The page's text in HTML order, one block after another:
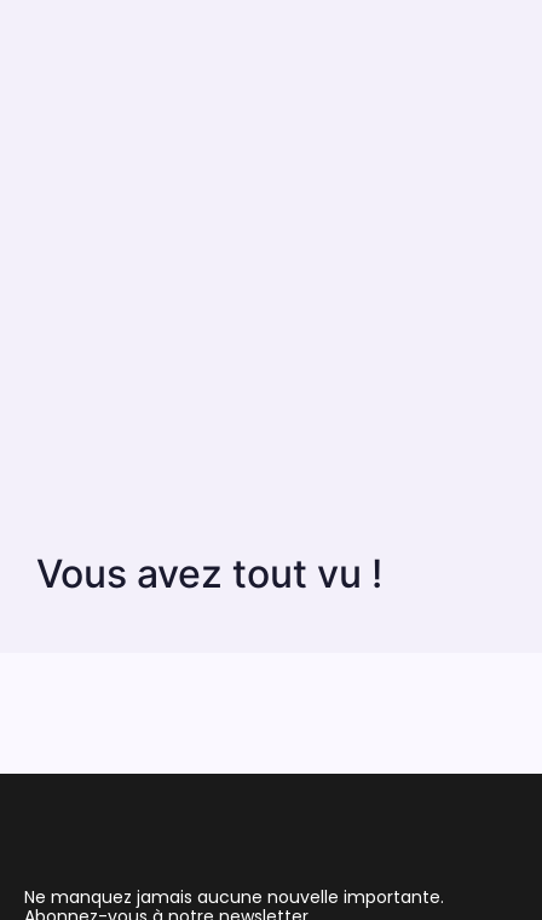
Vous avez tout vu !
Ne manquez jamais aucune nouvelle importante.